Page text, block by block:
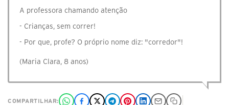
A professora chamando atenção
- Crianças, sem correr!
- Por que, profe? O próprio nome diz: "corredor"!
(Maria Clara, 8 anos)
COMPARTILHAR: